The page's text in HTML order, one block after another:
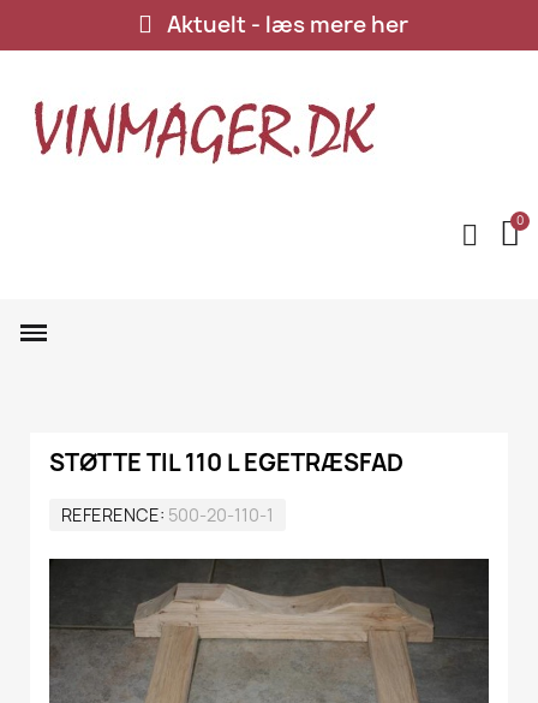
Aktuelt - læs mere her
STØTTE TIL 110 L EGETRÆSFAD
REFERENCE 500-20-110-1